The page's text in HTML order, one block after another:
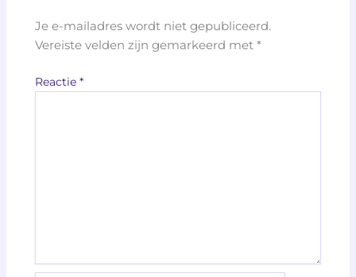
Je e-mailadres wordt niet gepubliceerd.
Vereiste velden zijn gemarkeerd met*
Reactie*